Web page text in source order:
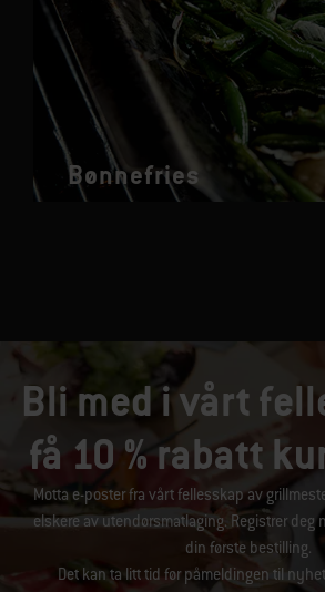
Bønnefries
Bli med i vårt
få 10 % rabatt
Motta e-poster fra vårt fellesskap av
elskere av utendørsmatlaging. Registrer deg
din første bestilling.
Det kan ta litt tid før påmeldingen til